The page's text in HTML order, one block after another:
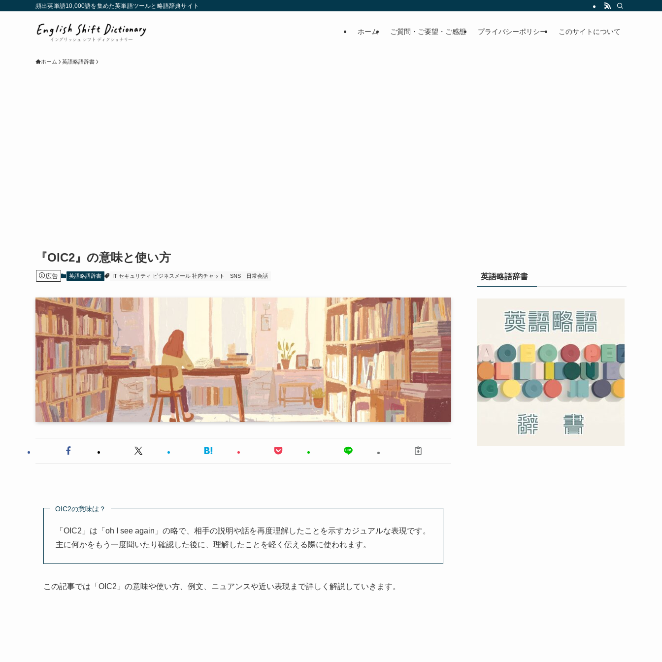
頻出英単語10,000語を集めた英単語ツールと略語辞典サイト
ホーム ご質問・ご要望・ご感想 プライバシーポリシー このサイトについて
ホーム 英語略語辞書
『OIC2』の意味と使い方
広告 英語略語辞書 IT セキュリティ ビジネスメール 社内チャット SNS 日常会話
OIC2の意味は？
「OIC2」は「oh I see again」の略で、相手の説明や話を再度理解したことを示すカジュアルな表現です。
主に何かをもう一度聞いたり確認した後に、理解したことを軽く伝える際に使われます。
この記事では「OIC2」の意味や使い方、例文、ニュアンスや近い表現まで詳しく解説していきます。
英語略語辞書